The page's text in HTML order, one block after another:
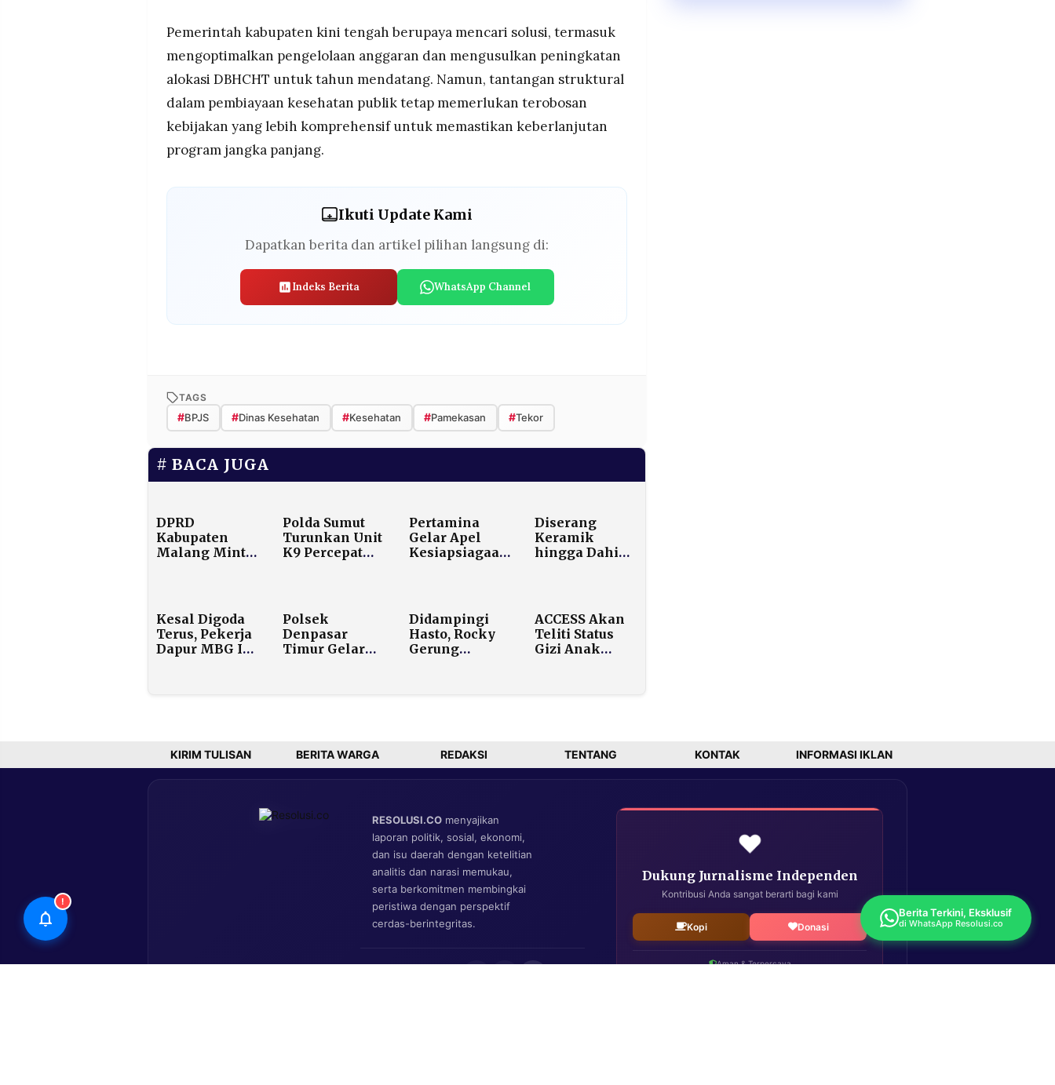
Pemerintah kabupaten kini tengah berupaya mencari solusi, termasuk
mengoptimalkan pengelolaan anggaran dan mengusulkan peningkatan
alokasi DBHCHT untuk tahun mendatang. Namun, tantangan struktural
dalam pembiayaan kesehatan publik tetap memerlukan terobosan
kebijakan yang lebih komprehensif untuk memastikan keberlanjutan
program jangka panjang.
Ikuti Update Kami
Dapatkan berita dan artikel pilihan langsung di:
Indeks Berita WhatsApp Channel
TAGS
#BPJS #Dinas Kesehatan #Kesehatan #Pamekasan #Tekor
BACA JUGA
DPRD
Kabupaten
Malang Minta
Pemindahan
Alun-Alun ke
Selatan
Stadion
Polda Sumut
Turunkan Unit
K9 Percepat
Tapteng–
Sibolga
Pertamina
Gelar Apel
Kesiapsiagaan
Kilang dan
Terminal BBM
Aman Jelang
Nataru
Diserang
Keramik
hingga Dahi
Tempuh Jalur
Hukum
Kesal Digoda
Terus, Pekerja
Dapur MBG Ini
Polsek
Denpasar
Timur Gelar
Didampingi
Hasto, Rocky
Gerung
ACCESS Akan
Teliti Status
Gizi Anak
Pamekasan
KIRIM TULISAN BERITA WARGA REDAKSI TENTANG KONTAK INFORMASI IKLAN
RESOLUSI.CO menyajikan
laporan politik, sosial, ekonomi,
dan isu daerah dengan ketelitian
analitis dan narasi memukau,
serta berkomitmen membingkai
peristiwa dengan perspektif
cerdas-berintegritas.
❤️
Dukung Jurnalisme Independen
Kontribusi Anda sangat berarti bagi kami
Kopi Donasi
Aman & Terpercaya
!
Berita Terkini, Eksklusif
di WhatsApp Resolusi.co